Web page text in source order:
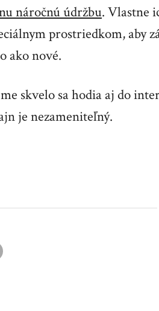
náročnú údržbu. Vlastne
prostriedkom, aby
ako nové.
skvelo sa hodia aj do
je nezameniteľný.